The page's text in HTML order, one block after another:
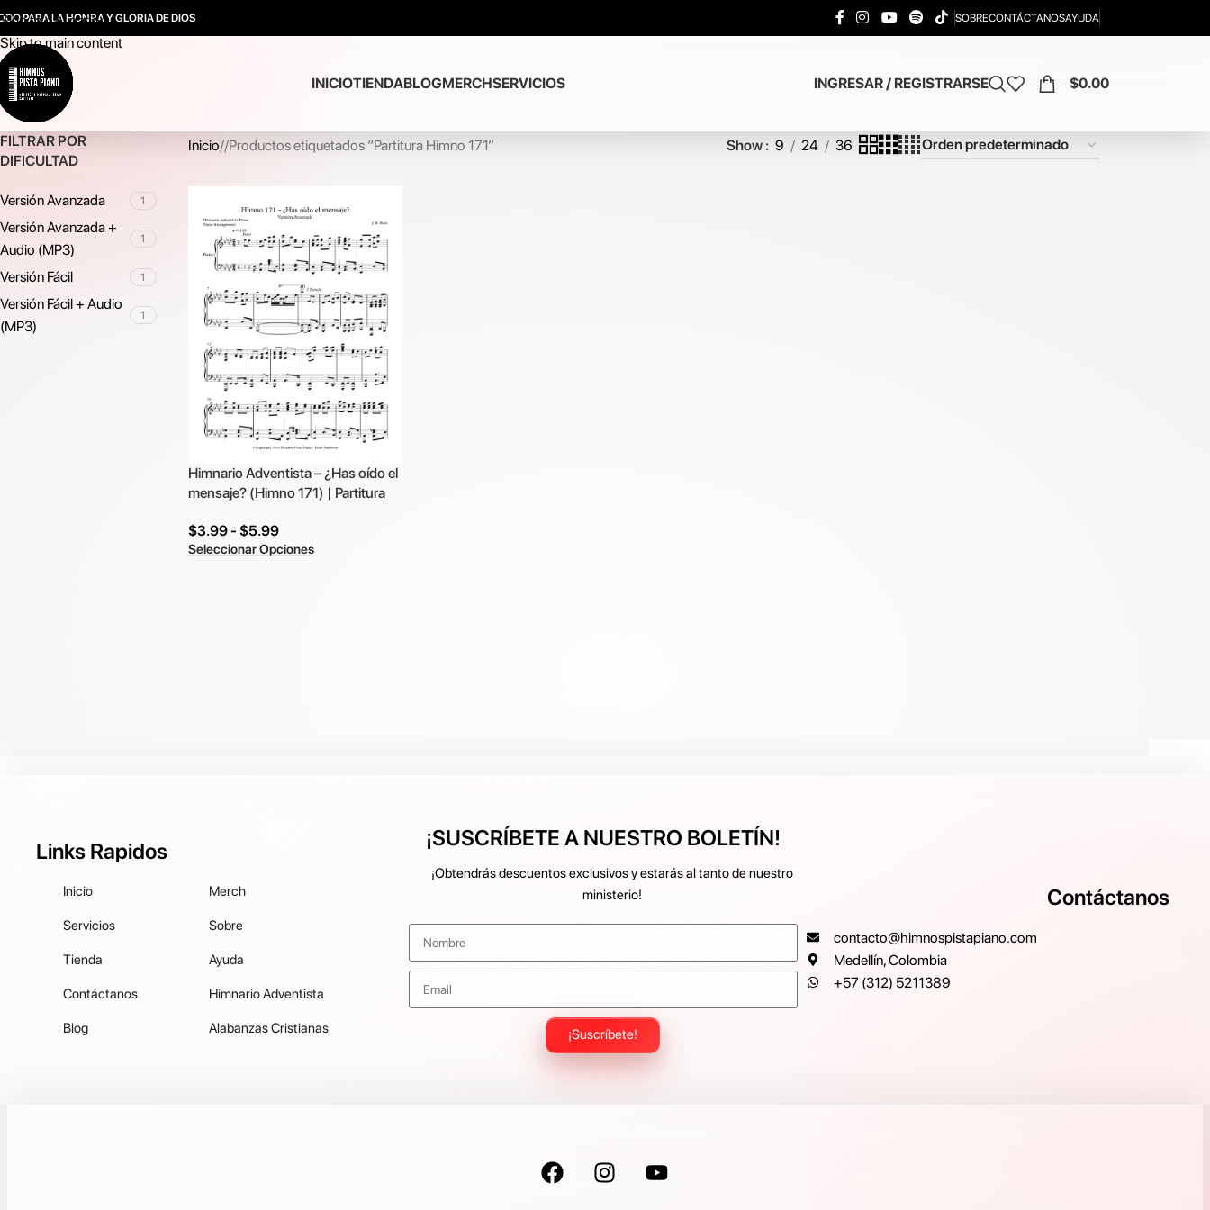
Skip to navigation
Skip to main content
PARA LA HONRA Y GLORIA DE DIOS SOBRECONTÁCTANOSAYUDA
INICIOTIENDABLOGMERCHSERVICIOS INGRESAR / REGISTRARSE $0.00
FILTRAR POR
DIFICULTAD
Versión Avanzada 1
Versión Avanzada +
Audio (MP3)
1
Versión Fácil 1
Versión Fácil + Audio
(MP3)
1
Inicio/ Productos etiquetados “Partitura Himno 171” Show 9 24 36
Himnario Adventista – ¿Has oído el
mensaje? (Himno 171) | Partitura
$3.99 - $5.99
Seleccionar Opciones
Links Rapidos
Inicio
Servicios
Tienda
Contáctanos
Blog
Merch
Sobre
Ayuda
Himnario Adventista
Alabanzas Cristianas
¡SUSCRÍBETE A NUESTRO BOLETÍN!
¡Obtendrás descuentos exclusivos y estarás al tanto de nuestro
ministerio!
¡Suscríbete!
Contáctanos
contacto@himnospistapiano.com
Medellín, Colombia
+57 (312) 5211389